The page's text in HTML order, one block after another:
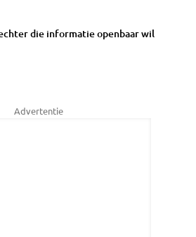
die informatie openbaar wil
Advertentie